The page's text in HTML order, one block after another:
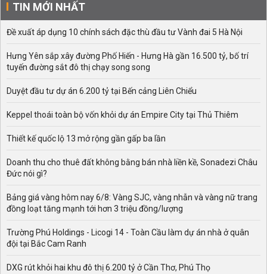
TIN MỚI NHẤT
Đề xuất áp dụng 10 chính sách đặc thù đầu tư Vành đai 5 Hà Nội
Hưng Yên sắp xây đường Phố Hiến - Hưng Hà gần 16.500 tỷ, bố trí
tuyến đường sắt đô thị chạy song song
Duyệt đầu tư dự án 6.200 tỷ tại Bến cảng Liên Chiểu
Keppel thoái toàn bộ vốn khỏi dự án Empire City tại Thủ Thiêm
Thiết kế quốc lộ 13 mở rộng gần gấp ba lần
Doanh thu cho thuê đất không bằng bán nhà liền kề, Sonadezi Châu
Đức nói gì?
Bảng giá vàng hôm nay 6/8: Vàng SJC, vàng nhẫn và vàng nữ trang
đồng loạt tăng mạnh tới hơn 3 triệu đồng/lượng
Trường Phú Holdings - Licogi 14 - Toàn Cầu làm dự án nhà ở quân
đội tại Bắc Cam Ranh
DXG rút khỏi hai khu đô thị 6.200 tỷ ở Cần Thơ, Phú Thọ